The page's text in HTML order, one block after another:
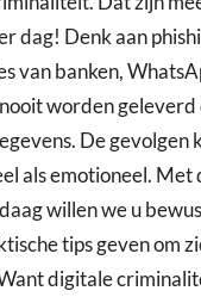
dag! Denk aan
van banken,
worden geleverd
De gevolgen
als emotioneel. Met
willen we u
tips geven om
digitale